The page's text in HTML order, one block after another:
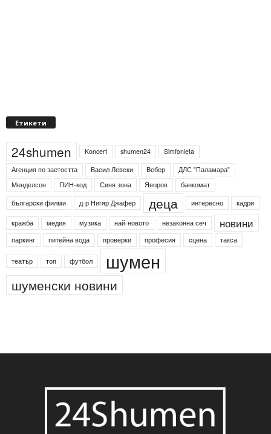
Етикети
24shumen Koncert shumen24
Simfonieta
Агенция по заетостта
Васил Левски Вебер
ДЛС "Паламара"
Менделсон
ПИН-код Синя зона Яворов
банкомат
български филми
д-р Нигяр Джафер деца интересно кадри
кражба медия музика най-новото незаконна сеч новини
паркинг питейна вода проверки професия сцена такса
театър топ футбол шумен
шуменски новини